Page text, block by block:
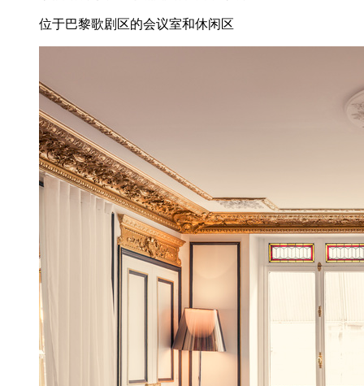
位于巴黎歌剧区的会议室和休闲区